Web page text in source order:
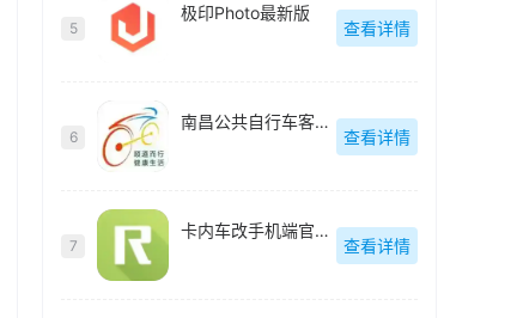
5
极印Photo最新版
查看详情
6
南昌公共自行车客户端(洪城乐骑行)最新版
查看详情
7
卡内车改手机端官方最新版
查看详情